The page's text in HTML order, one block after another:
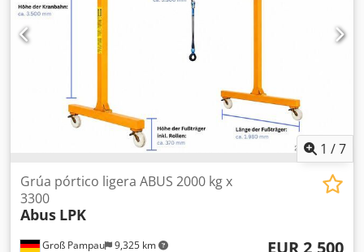
suelo (2 velocidades de elevación) Conexión a 400V 16A,
ángulo de giro 270° La grúa está desmontada y embalada
sobre palet Buen estado, ver fotos Solo se vende la grúa
que aparece en las fotos Envío por agencia de transporte o
1 /7
Groß Pampau 9,325 km
Grúa pórtico ligera ABUS 2000 kg x
3300
Abus LPK